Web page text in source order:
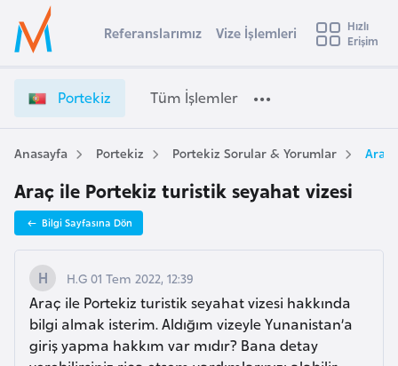
Ülke Seçimi
Başvuru yapmak istediğiniz ülkeyi seçin
Üye
Girişi
o
t
e
k
z
V
i
z
e
İ
ş
l
e
t
Referanslarımız Vize İşlemleri
Hızlı
Erişim
Portekiz Tüm İşlemler
Anasayfa Portekiz Portekiz Sorular & Yorumlar Araç
Araç ile Portekiz turistik seyahat vizesi
Bilgi Sayfasına Dön
H.G 01 Tem 2022, 12:39
Araç ile Portekiz turistik seyahat vizesi hakkında
bilgi almak isterim. Aldığım vizeyle Yunanistan’a
giriş yapma hakkım var mıdır? Bana detay
s
t
r
a
A
u
s
t
u
r